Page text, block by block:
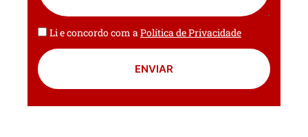
Li e concordo com aPolítica de Privacidade
ENVIAR